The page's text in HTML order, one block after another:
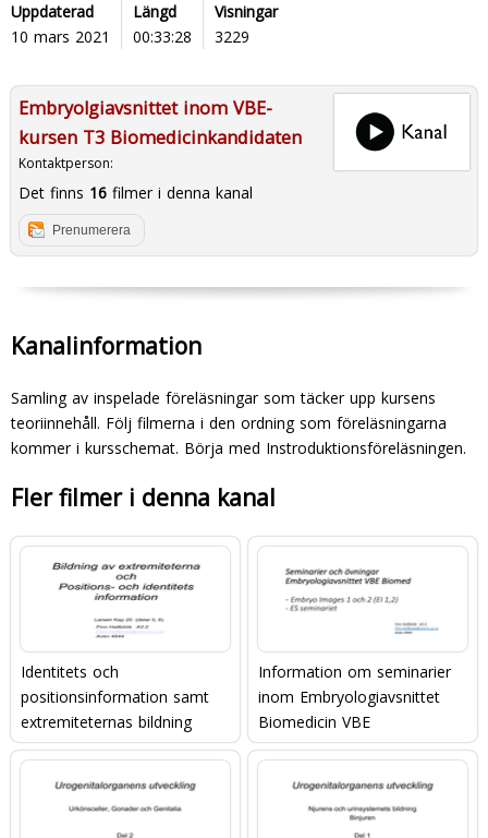
Uppdaterad
10 mars 2021
Längd
00:33:28
Visningar
3229
Embryolgiavsnittet inom VBE-
kursen T3 Biomedicinkandidaten
Kontaktperson:
Det finns 16filmer i denna kanal
Prenumerera
Kanalinformation
Samling av inspelade föreläsningar som täcker upp kursens
teoriinnehåll. Följ filmerna i den ordning som föreläsningarna
kommer i kursschemat. Börja med Instroduktionsföreläsningen.
Fler filmer i denna kanal
Identitets och
positionsinformation samt
extremiteternas bildning
Information om seminarier
inom Embryologiavsnittet
Biomedicin VBE